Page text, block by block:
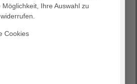
Möglichkeit, Ihre Auswahl zu
Cookies